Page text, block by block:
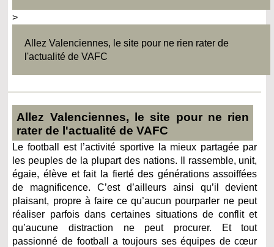
>
Allez Valenciennes, le site pour ne rien rater de
l'actualité de VAFC
Allez Valenciennes, le site pour ne rien
rater de l'actualité de VAFC
Le football est l’activité sportive la mieux partagée par
les peuples de la plupart des nations. Il rassemble, unit,
égaie, élève et fait la fierté des générations assoiffées
de magnificence. C’est d’ailleurs ainsi qu’il devient
plaisant, propre à faire ce qu’aucun pourparler ne peut
réaliser parfois dans certaines situations de conflit et
qu’aucune distraction ne peut procurer. Et tout
passionné de football a toujours ses équipes de cœur